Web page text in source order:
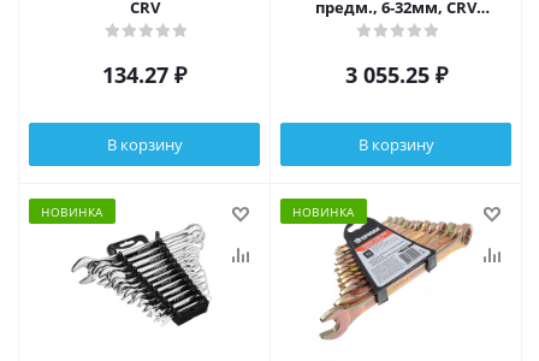
CRV
134.27 ₽
В корзину
предм., 6-32мм, CRV
матовые холодный штамп,
3 055.25₽
В корзину
НОВИНКА НОВИНКА